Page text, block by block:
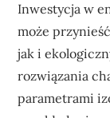
Inwestycja w
może
jak i
rozwiązania
parametrami